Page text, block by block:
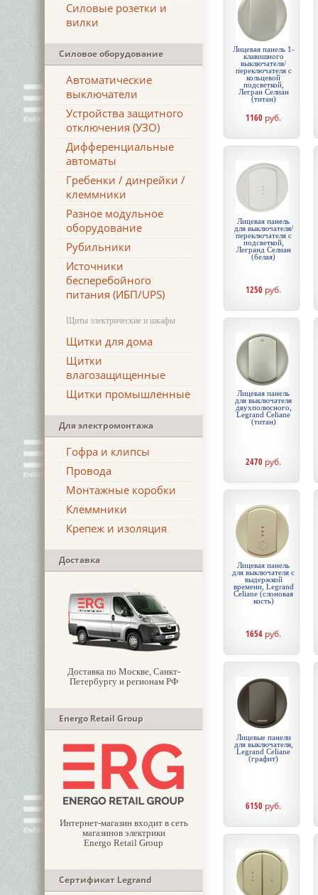
Силовые розетки и
вилки
Силовое оборудование
Автоматические
выключатели
Устройства защитного
отключения (УЗО)
Дифференциальные
автоматы
Гребенки / динрейки /
клеммники
Разное модульное
оборудование
Рубильники
Источники
бесперебойного
питания (ИБП/UPS)
Щиты электрические и шкафы
Щитки для дома
Щитки
влагозащищенные
Щитки промышленные
Для электромонтажа
Гофра и клипсы
Провода
Монтажные коробки
Клеммники
Крепеж и изоляция
Доставка
Доставка по Москве, Санкт-
Петербургу и регионам РФ
Energo Retail Group
Интернет-магазин входит в сеть
магазинов электрики
Energo Retail Group
Сертификат Legrand
Лицевая панель 1-
клавишного
выключателя/
переключателя с
кольцевой
подсветкой,
Легран Селиан
(титан)
1160 руб.
Лицевая панель
для выключателя/
переключателя с
подсветкой,
Легранд Селиан
(белая)
1250 руб.
Лицевая панель
для выключателя
двухполюсного,
Legrand Celiane
(титан)
2470 руб.
Лицевая панель
для выключателя с
выдержкой
времени, Legrand
Celiane (слоновая
кость)
1654 руб.
Лицевые панели
для выключателя,
Legrand Celiane
(графит)
6150 руб.